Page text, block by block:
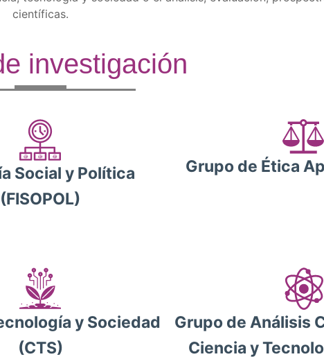
científicas.
investigación
Social y Política
(FISOPOL)
Grupo de Ética
y Sociedad
(CTS)
Grupo de Análisis
Ciencia y